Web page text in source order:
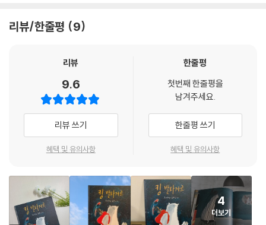
그동안 살아온 서커스를 떠나, 발타자르는 길을 걷기 시작합니다. 처음 갖
있습니다. 그것은 어디로 가야 할지, 무엇을 원하는지, 진정한 나의 자리가
알 수 없는 그리움이 남아있습니다. 발타자르는 마음속 그리움이 향하는
곳을 찾아, 길고 긴 여행을 시작합니다. 그 그리움의 장소는 발타자르만이
찾을 수 있는 곳이었죠. 처음 찾아가는 마음속 그리움의 자리, 발타자르가
진정 가고 싶은 곳은 어디일까요? 발타자르는 그곳을 찾을 수 있을까요?
발타자르는 걷고 또 걸어갑니다. 길을 걷다 보면 나오는 갈림길에서, 발타
자르는 오래된 친구와 작별 인사를 하기도 합니다. 서로의 길을 가기 위해
아쉬운 이별을 선택해야 하는 순간이었죠. 혼자만의 길을 걸어가는 발타자
리뷰/한줄평 9
리뷰
9.6
리뷰 쓰기
혜택 및 유의사항
한줄평
첫번째 한줄평을
남겨주세요.
한줄평 쓰기
혜택 및 유의사항
4
더보기